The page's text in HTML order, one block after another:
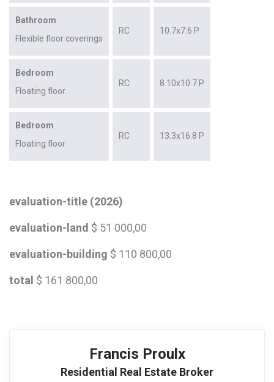
Bathroom
Flexible floor coverings
RC 10.7x7.6 P
Bedroom
Floating floor
RC 8.10x10.7 P
Bedroom
Floating floor
RC 13.3x16.8 P
evaluation-title (2026)
evaluation-land $ 51 000,00
evaluation-building $ 110 800,00
total $ 161 800,00
Francis Proulx
Residential Real Estate Broker